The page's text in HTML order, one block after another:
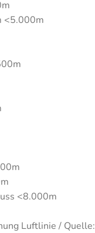
<5.000m
<8.000m
Luftlinie / Quelle: